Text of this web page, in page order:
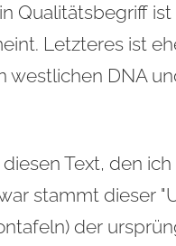
Qualitätsbegriff
Letzteres ist
DNA
Text, den
stammt dieser
der